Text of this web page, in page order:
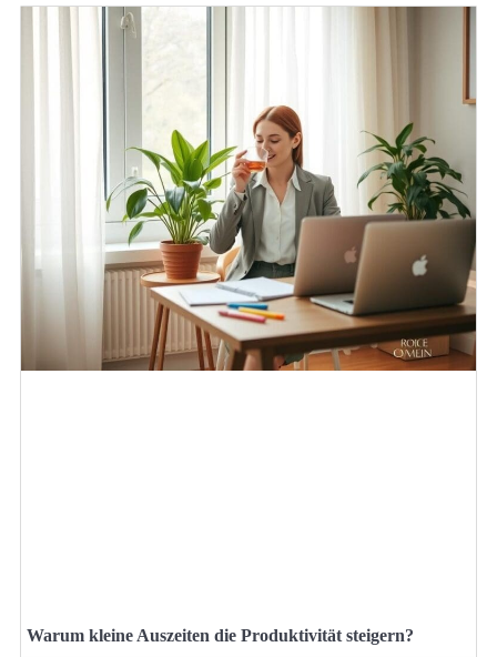
Warum kleine Auszeiten die Produktivität steigern?